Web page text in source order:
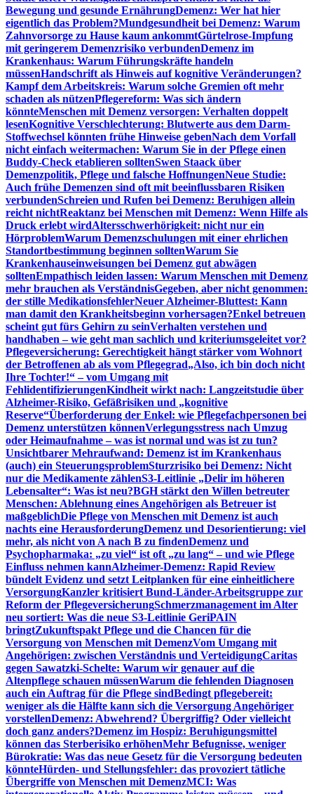
Bewegung und gesunde ErnährungDemenz: Wer hat hier
eigentlich das Problem?Mundgesundheit bei Demenz: Warum
Zahnvorsorge zu Hause kaum ankommtGürtelrose-Impfung
mit geringerem Demenzrisiko verbundenDemenz im
Krankenhaus: Warum Führungskräfte handeln
müssenHandschrift als Hinweis auf kognitive Veränderungen?
Kampf dem Arbeitskreis: Warum solche Gremien oft mehr
schaden als nützenPflegereform: Was sich ändern
könnteMenschen mit Demenz versorgen: Verhalten doppelt
lesenKognitive Verschlechterung: Blutwerte aus dem Darm-
Stoffwechsel könnten frühe Hinweise gebenNach dem Vorfall
nicht einfach weitermachen: Warum Sie in der Pflege einen
Buddy-Check etablieren solltenSwen Staack über
Demenzpolitik, Pflege und falsche HoffnungenNeue Studie:
Auch frühe Demenzen sind oft mit beeinflussbaren Risiken
verbundenSchreien und Rufen bei Demenz: Beruhigen allein
reicht nichtReaktanz bei Menschen mit Demenz: Wenn Hilfe als
Druck erlebt wirdAltersschwerhörigkeit: nicht nur ein
HörproblemWarum Demenzschulungen mit einer ehrlichen
Standortbestimmung beginnen solltenWarum Sie
Krankenhauseinweisungen bei Demenz gut abwägen
solltenEmpathisch leiden lassen: Warum Menschen mit Demenz
mehr brauchen als VerständnisGegeben, aber nicht genommen:
der stille MedikationsfehlerNeuer Alzheimer-Bluttest: Kann
man damit den Krankheitsbeginn vorhersagen?Enkel betreuen
scheint gut fürs Gehirn zu seinVerhalten verstehen und
handhaben – wie geht man sachlich und kriteriumsgeleitet vor?
Pflegeversicherung: Gerechtigkeit hängt stärker vom Wohnort
der Betroffenen ab als vom Pflegegrad„Also, ich bin doch nicht
Ihre Tochter!“ – vom Umgang mit
FehlidentifizierungenKindheit wirkt nach: Langzeitstudie über
Alzheimer-Risiko, Gefäßrisiken und „kognitive
Reserve“Überforderung der Enkel: wie Pflegefachpersonen bei
Demenz unterstützen könnenVerlegungsstress nach Umzug
oder Heimaufnahme – was ist normal und was ist zu tun?
Unsichtbarer Mehraufwand: Demenz ist im Krankenhaus
(auch) ein SteuerungsproblemSturzrisiko bei Demenz: Nicht
nur die Medikamente zählenS3-Leitlinie „Delir im höheren
Lebensalter“: Was ist neu?BGH stärkt den Willen betreuter
Menschen: Ablehnung eines Angehörigen als Betreuer ist
maßgeblichDie Pflege von Menschen mit Demenz ist auch
nachts eine HerausforderungDemenz und Desorientierung: viel
mehr, als nicht von A nach B zu findenDemenz und
Psychopharmaka: „zu viel“ ist oft „zu lang“ – und wie Pflege
Einfluss nehmen kannAlzheimer-Demenz: Rapid Review
bündelt Evidenz und setzt Leitplanken für eine einheitlichere
VersorgungKanzler kritisiert Bund-Länder-Arbeitsgruppe zur
Reform der PflegeversicherungSchmerzmanagement im Alter
neu sortiert: Was die neue S3-Leitlinie GeriPAIN
bringtZukunftspakt Pflege und die Chancen für die
Versorgung von Menschen mit DemenzVom Umgang mit
Angehörigen: zwischen Verständnis und VerteidigungCaritas
gegen Sawatzki-Schelte: Warum wir genauer auf die
Altenpflege schauen müssenWarum die fehlenden Diagnosen
auch ein Auftrag für die Pflege sindBedingt pflegebereit:
weniger als die Hälfte kann sich die Versorgung Angehöriger
vorstellenDemenz: Abwehrend? Übergriffig? Oder vielleicht
doch ganz anders?Demenz im Hospiz: Beruhigungsmittel
können das Sterberisiko erhöhenMehr Befugnisse, weniger
Bürokratie: Was das neue Gesetz für die Versorgung bedeuten
könnteHürden- und Stellungsfehler: das provoziert tätliche
Übergriffe von Menschen mit DemenzMCI: Was